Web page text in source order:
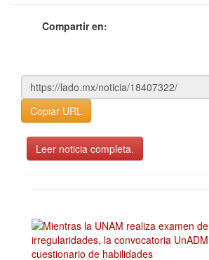
Compartir en:
Copiar URL
Leer noticia completa.